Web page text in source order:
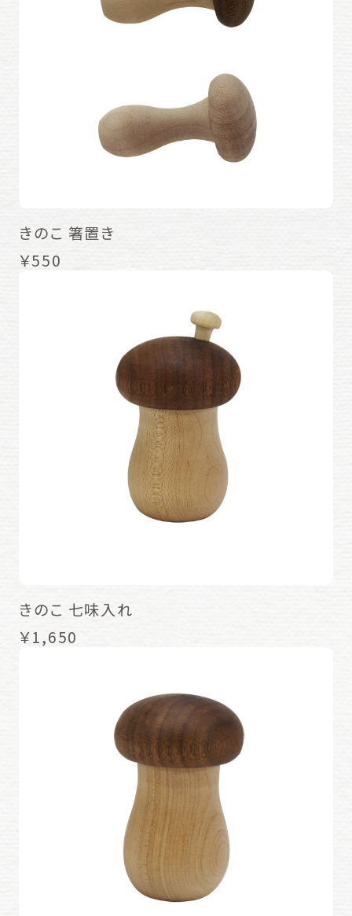
きのこ 箸置き
￥550
きのこ 七味入れ
￥1,650